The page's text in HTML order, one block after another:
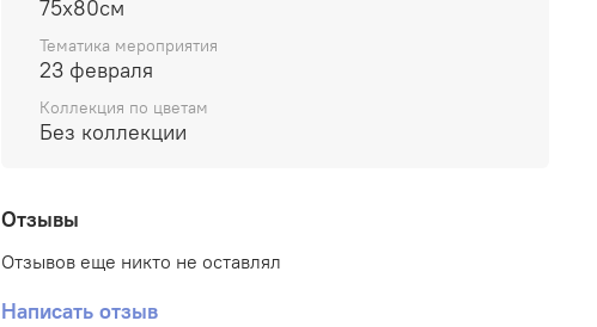
75х80см
Тематика мероприятия
23 февраля
Коллекция по цветам
Без коллекции
Отзывы
Отзывов еще никто не оставлял
Написать отзыв